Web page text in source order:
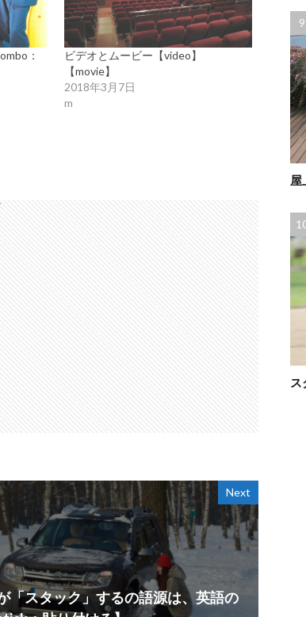
：
ビデオとムービー【video】
【movie】
2018年3月7日
m
Next
「スタック」するの語源は、英語の
屋
ス